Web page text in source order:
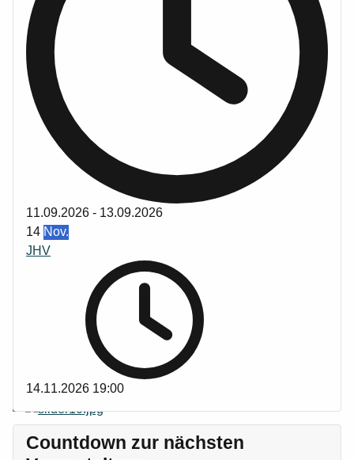
11.09.2026 - 13.09.2026
14 Nov.
JHV
14.11.2026 19:00
Countdown zur nächsten